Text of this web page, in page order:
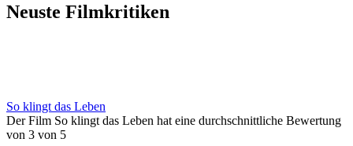
Neuste Filmkritiken
So klingt das Leben
Der Film So klingt das Leben hat eine durchschnittliche Bewertung
von 3 von 5